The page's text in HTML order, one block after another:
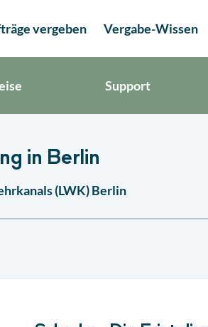
vergeben Vergabe-Wissen
Support
in Berlin
(LWK) Berlin